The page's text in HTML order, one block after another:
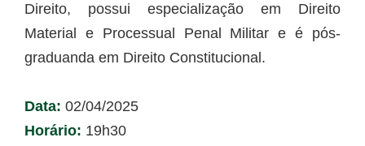
Direito, possui especialização em Direito
Material e Processual Penal Militar e é pós-
graduanda em Direito Constitucional.
Data: 02/04/2025
Horário: 19h30